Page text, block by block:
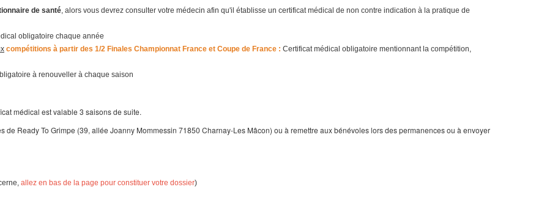
de santé, alors vous devrez consulter votre médecin afin qu'il établisse un certificat médical de non contre indication à la pratique de
obligatoire chaque année
compétitions à partir des 1/2 Finales Championnat France et Coupe de France : Certificat médical obligatoire mentionnant la compétition,
à renouveller à chaque saison
médical est valable 3 saisons de suite.
de Ready To Grimpe (39, allée Joanny Mommessin 71850 Charnay-Les Mâcon) ou à remettre aux bénévoles lors des permanences ou à envoyer
allez en bas de la page pour constituer votre dossier)